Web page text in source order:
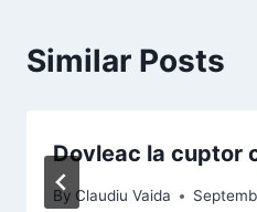
Similar Posts
Dovleac la cuptor
By Claudiu Vaida